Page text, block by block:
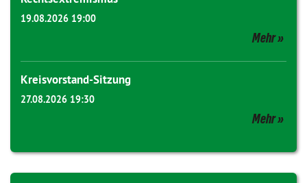
19.08.2026 19:00
Mehr
Kreisvorstand-Sitzung
27.08.2026 19:30
Mehr